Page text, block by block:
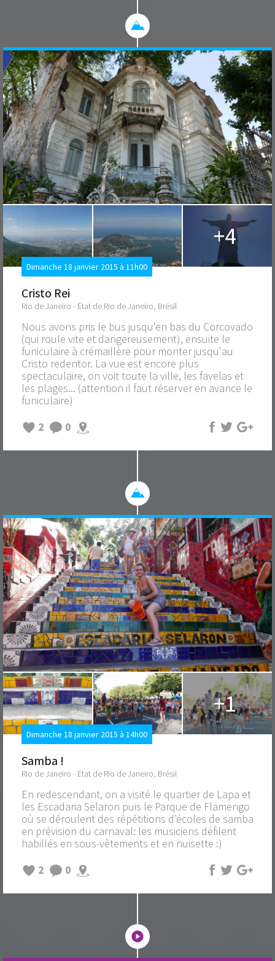
+4
Dimanche 18 janvier 2015 à 11h00
Cristo Rei
Rio de Janeiro - État de Rio de Janeiro, Brésil
Nous avons pris le bus jusqu'en bas du Corcovado
(qui roule vite et dangereusement), ensuite le
funiculaire à crémaillère pour monter jusqu'au
Cristo redentor. La vue est encore plus
spectaculaire, on voit toute la ville, les favelas et
les plages... (attention il faut réserver en avance le
funiculaire)
2
0
+1
Dimanche 18 janvier 2015 à 14h00
Samba !
Rio de Janeiro - État de Rio de Janeiro, Brésil
En redescendant, on a visité le quartier de Lapa et
les Escadaria Selaron puis le Parque de Flamengo
où se déroulent des répétitions d’écoles de samba
en prévision du carnaval: les musiciens défilent
habillés en sous-vêtements et en nuisette :)
2
0